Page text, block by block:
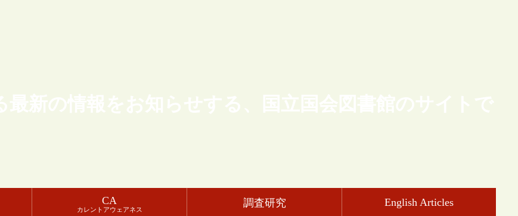
最新の情報をお知らせする、国立国会図書館のサイトで
CA
カレントアウェアネス
調査研究 English Articles